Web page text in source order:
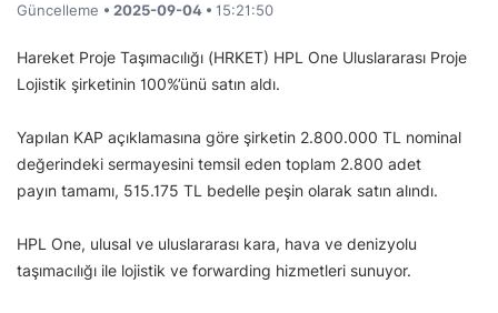
Güncelleme • 2025-09-04 • 15:21:50
Hareket Proje Taşımacılığı (HRKET) HPL One Uluslararası Proje
Lojistik şirketinin 100%’ünü satın aldı.
Yapılan KAP açıklamasına göre şirketin 2.800.000 TL nominal
değerindeki sermayesini temsil eden toplam 2.800 adet
payın tamamı, 515.175 TL bedelle peşin olarak satın alındı.
HPL One, ulusal ve uluslararası kara, hava ve denizyolu
taşımacılığı ile lojistik ve forwarding hizmetleri sunuyor.